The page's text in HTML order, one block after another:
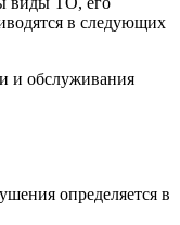
в следующих
и обслуживания
определяется в